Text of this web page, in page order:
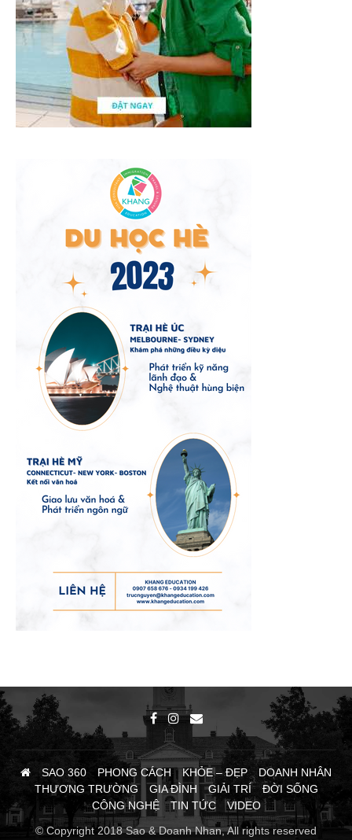
SAO 360 PHONG CÁCH KHỎE – ĐẸP
DOANH NHÂN
THƯƠNG TRƯỜNG
GIA ĐÌNH GIẢI TRÍ
ĐỜI SỐNG
CÔNG NGHỆ
TIN TỨC
VIDEO
© Copyright 2018 Sao & Doanh Nhan, All rights reserved